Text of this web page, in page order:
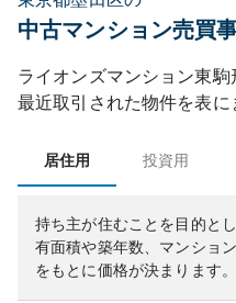
中古マンション売買
ライオンズマンション東駒
最近取引された物件を表に
居住用 投資用
持ち主が住むことを目的と
有面積や築年数、マンショ
をもとに価格が決まります。